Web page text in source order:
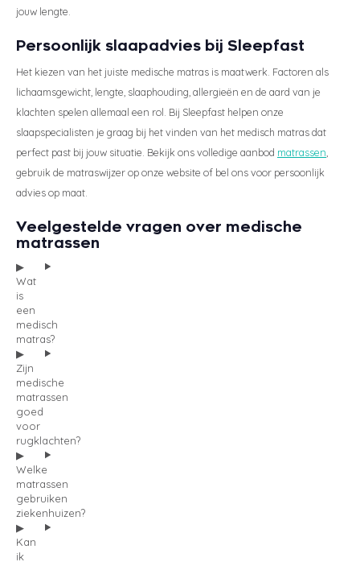
jouw lengte.
Persoonlijk slaapadvies bij Sleepfast
Het kiezen van het juiste medische matras is maatwerk. Factoren als
lichaamsgewicht, lengte, slaaphouding, allergieën en de aard van je
klachten spelen allemaal een rol. Bij Sleepfast helpen onze
slaapspecialisten je graag bij het vinden van het medisch matras dat
perfect past bij jouw situatie. Bekijk ons volledige aanbod matrassen
gebruik de matraswijzer op onze website of bel ons voor persoonlijk
advies op maat.
Veelgestelde vragen over medische
matrassen
Wat
is
een
medisch
matras?
Zijn
medische
matrassen
goed
voor
rugklachten?
Welke
matrassen
gebruiken
ziekenhuizen?
Kan
ik